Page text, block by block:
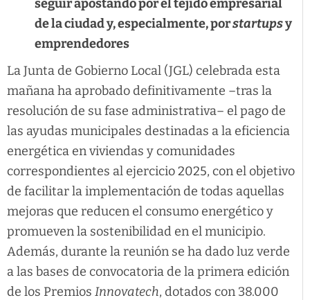
seguir apostando por el tejido empresarial
de la ciudad y, especialmente, porstartupsy
emprendedores
La Junta de Gobierno Local (JGL) celebrada esta
mañana ha aprobado definitivamente –tras la
resolución de su fase administrativa– el pago de
las ayudas municipales destinadas a la eficiencia
energética en viviendas y comunidades
correspondientes al ejercicio 2025, con el objetivo
de facilitar la implementación de todas aquellas
mejoras que reducen el consumo energético y
promueven la sostenibilidad en el municipio.
Además, durante la reunión se ha dado luz verde
a las bases de convocatoria de la primera edición
de los Premios Innovatech, dotados con 38.000